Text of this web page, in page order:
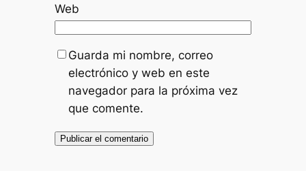
Web
Guarda mi nombre, correo
electrónico y web en este
navegador para la próxima vez
que comente.